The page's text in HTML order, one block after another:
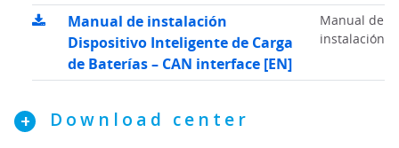
Manual de instalación
Dispositivo Inteligente de Carga
de Baterías – CAN interface [EN]
Manual de
instalación
Download center